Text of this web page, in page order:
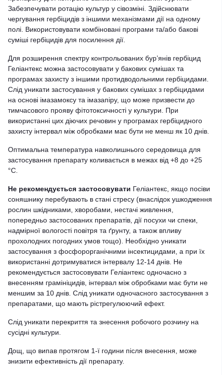
Забезпечувати ротацію культур у сівозміні. Здійснювати
чергування гербіцидів з іншими механізмами дії на одному
полі. Використовувати комбіновані програми та/або бакові
суміші гербіцидів для посилення дії.
Для розширення спектру контрольованих бур’янів гербіцид
Геліантекс можна застосовувати у бакових сумішах та
програмах захисту з іншими протидводольними гербіцидами.
Слід уникати застосування у бакових сумішах з гербіцидами
на основі імазамоксу та імазапіру, що може призвести до
тимчасового прояву фітотоксичності у культури. При
використанні цих діючих речовин у програмах гербіцидного
захисту інтервал між обробками має бути не менш як 10 днів.
Оптимальна температура навколишнього середовища для
застосування препарату коливається в межах від +8 до +25
°С.
Не рекомендується застосовувати Геліантекс, якщо посіви
соняшнику перебувають в стані стресу (внаслідок ушкодження
рослин шкідниками, хворобами, нестачі живлення,
попередньо застосованих препаратів, дії посухи чи спеки,
надмірної вологості повітря та ґрунту, а також впливу
прохолодних погодних умов тощо). Необхідно уникати
застосування з фосфорорганічними інсектицидами, а при їх
використанні дотримуватися інтервалу 12-14 днів. Не
рекомендується застосовувати Геліантекс одночасно з
внесенням грамініцидів, інтервал між обробками має бути не
меншим за 10 днів. Слід уникати одночасного застосування з
препаратами, що мають рістрегулюючий ефект.
Слід уникати перекриття та знесення робочого розчину на
сусідні культури.
Дощ, що випав протягом 1-ї години після внесення, може
знизити ефективність дії препарату.